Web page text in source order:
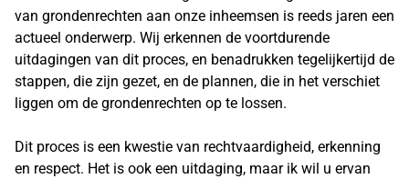
van grondenrechten aan onze inheemsen is reeds jaren een
actueel onderwerp. Wij erkennen de voortdurende
uitdagingen van dit proces, en benadrukken tegelijkertijd de
stappen, die zijn gezet, en de plannen, die in het verschiet
liggen om de grondenrechten op te lossen.
Dit proces is een kwestie van rechtvaardigheid, erkenning
en respect. Het is ook een uitdaging, maar ik wil u ervan